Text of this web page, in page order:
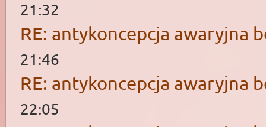
21:32
RE: antykoncepcja awaryjna
21:46
RE: antykoncepcja awaryjna
22:05